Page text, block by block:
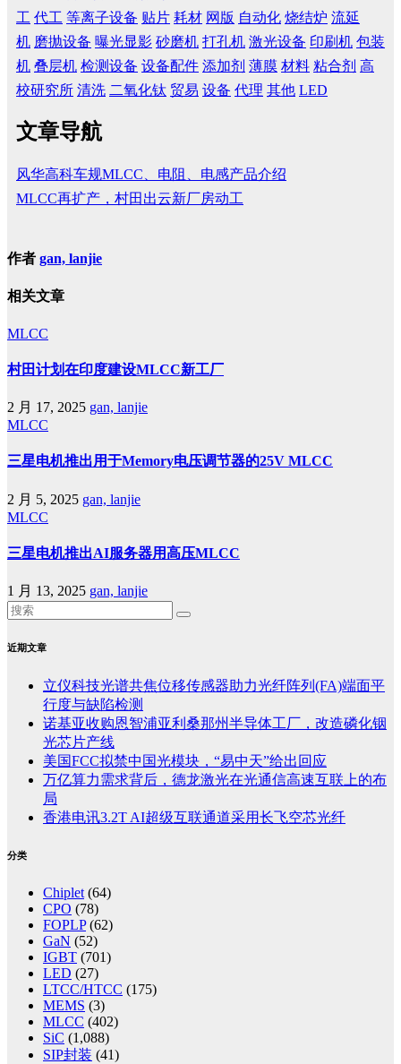
工 代工 等离子设备 贴片 耗材 网版 自动化 烧结炉 流延
机 磨抛设备 曝光显影 砂磨机 打孔机 激光设备 印刷机 包装
机 叠层机 检测设备 设备配件 添加剂 薄膜 材料 粘合剂 高
校研究所 清洗 二氧化钛 贸易 设备 代理 其他 LED
文章导航
风华高科车规MLCC、电阻、电感产品介绍
MLCC再扩产，村田出云新厂房动工
作者 gan, lanjie
相关文章
MLCC
村田计划在印度建设MLCC新工厂
2 月 17, 2025 gan, lanjie
MLCC
三星电机推出用于Memory电压调节器的25V MLCC
2 月 5, 2025 gan, lanjie
MLCC
三星电机推出AI服务器用高压MLCC
1 月 13, 2025 gan, lanjie
近期文章
立仪科技光谱共焦位移传感器助力光纤阵列(FA)端面平
行度与缺陷检测
诺基亚收购恩智浦亚利桑那州半导体工厂，改造磷化铟
光芯片产线
美国FCC拟禁中国光模块，“易中天”给出回应
万亿算力需求背后，德龙激光在光通信高速互联上的布
局
香港电讯3.2T AI超级互联通道采用长飞空芯光纤
分类
Chiplet (64)
CPO (78)
FOPLP(62)
GaN (52)
IGBT (701)
LED (27)
LTCC/HTCC (175)
MEMS (3)
MLCC (402)
SiC (1,088)
SIP封装 (41)